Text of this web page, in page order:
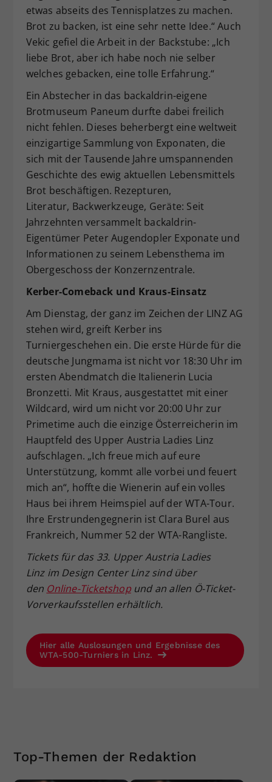
etwas abseits des Tennisplatzes zu machen.
Brot zu backen, ist eine sehr nette Idee.“ Auch
Vekic gefiel die Arbeit in der Backstube: „Ich
liebe Brot, aber ich habe noch nie selber
welches gebacken, eine tolle Erfahrung.“
Ein Abstecher in das backaldrin-eigene
Brotmuseum Paneum durfte dabei freilich
nicht fehlen. Dieses beherbergt eine weltweit
einzigartige Sammlung von Exponaten, die
sich mit der Tausende Jahre umspannenden
Geschichte des ewig aktuellen Lebensmittels
Brot beschäftigen. Rezepturen,
Literatur, Backwerkzeuge, Geräte: Seit
Jahrzehnten versammelt backaldrin-
Eigentümer Peter Augendopler Exponate und
Informationen zu seinem Lebensthema im
Obergeschoss der Konzernzentrale.
Kerber-Comeback und Kraus-Einsatz
Am Dienstag, der ganz im Zeichen der LINZ AG
stehen wird, greift Kerber ins
Turniergeschehen ein. Die erste Hürde für die
deutsche Jungmama ist nicht vor 18:30 Uhr im
ersten Abendmatch die Italienerin Lucia
Bronzetti. Mit Kraus, ausgestattet mit einer
Wildcard, wird um nicht vor 20:00 Uhr zur
Primetime auch die einzige Österreicherin im
Hauptfeld des Upper Austria Ladies Linz
aufschlagen. „Ich freue mich auf eure
Unterstützung, kommt alle vorbei und feuert
mich an“, hoffte die Wienerin auf ein volles
Haus bei ihrem Heimspiel auf der WTA-Tour.
Ihre Erstrundengegnerin ist Clara Burel aus
Frankreich, Nummer 52 der WTA-Rangliste.
Tickets für das 33. Upper Austria Ladies
Linz im Design Center Linz sind über
den Online-Ticketshopund an allen Ö-Ticket-
Vorverkaufsstellen erhältlich.
Hier alle Auslosungen und Ergebnisse des
WTA-500-Turniers in Linz.
Top-Themen der Redaktion